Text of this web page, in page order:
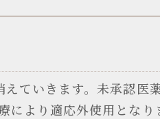
ていきます。未承認医
より適応外使用となり